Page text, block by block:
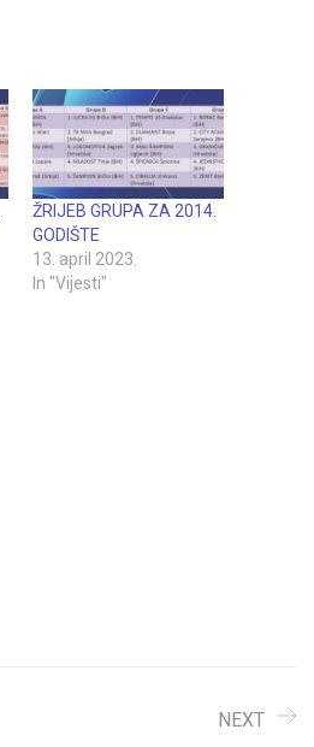
ŽRIJEB GRUPA ZA 2014.
GODIŠTE
13. april 2023.
In "Vijesti"
NEXT